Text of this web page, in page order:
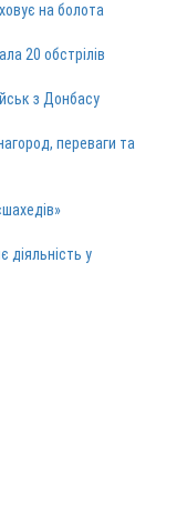
на болота
20 обстрілів
з Донбасу
переваги та
діяльність у